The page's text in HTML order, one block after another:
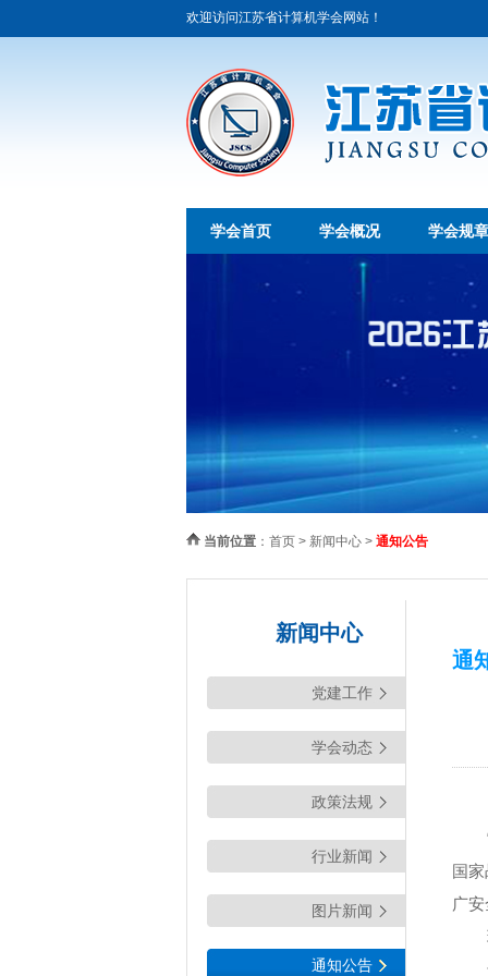
欢迎访问江苏省计算机学会网站！
学会首页 学会概况 学会规章
当前位置： 首页> 新闻中心> 通知公告
新闻中心
党建工作
学会动态
政策法规
行业新闻
图片新闻
通知公告
通
国
广